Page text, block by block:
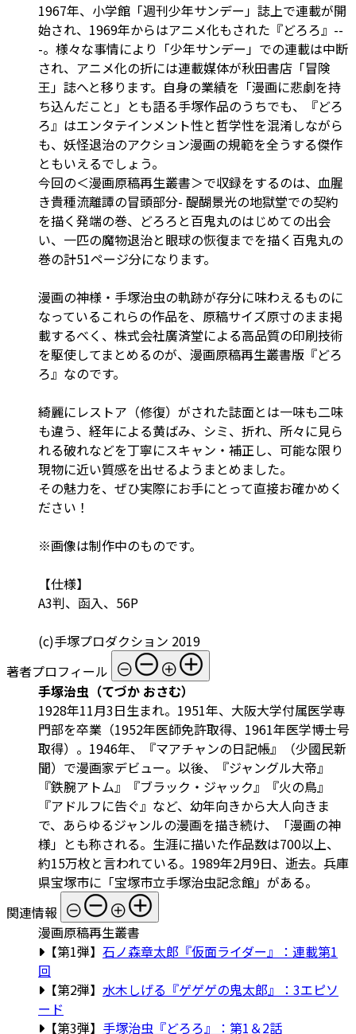
1967年、小学館「週刊少年サンデー」誌上で連載が開
始され、1969年からはアニメ化もされた『どろろ』--
-。様々な事情により「少年サンデー」での連載は中断
され、アニメ化の折には連載媒体が秋田書店「冒険
王」誌へと移ります。自身の業績を「漫画に悲劇を持
ち込んだこと」とも語る手塚作品のうちでも、『どろ
ろ』はエンタテインメント性と哲学性を混淆しながら
も、妖怪退治のアクション漫画の規範を全うする傑作
ともいえるでしょう。
今回の＜漫画原稿再生叢書＞で収録をするのは、血腥
き貴種流離譚の冒頭部分- 醍醐景光の地獄堂での契約
を描く発端の巻、どろろと百鬼丸のはじめての出会
い、一匹の魔物退治と眼球の恢復までを描く百鬼丸の
巻の計51ページ分になります。
漫画の神様・手塚治虫の軌跡が存分に味わえるものに
なっているこれらの作品を、原稿サイズ原寸のまま掲
載するべく、株式会社廣済堂による高品質の印刷技術
を駆使してまとめるのが、漫画原稿再生叢書版『どろ
ろ』なのです。
綺麗にレストア（修復）がされた誌面とは一味も二味
も違う、経年による黄ばみ、シミ、折れ、所々に見ら
れる破れなどを丁寧にスキャン・補正し、可能な限り
現物に近い質感を出せるようまとめました。
その魅力を、ぜひ実際にお手にとって直接お確かめく
ださい！
※画像は制作中のものです。
【仕様】
A3判、函入、56P
(c)手塚プロダクション 2019
著者プロフィール
手塚治虫（てづか おさむ）
1928年11月3日生まれ。1951年、大阪大学付属医学専
門部を卒業（1952年医師免許取得、1961年医学博士号
取得）。1946年、『マアチャンの日記帳』（少國民新
聞）で漫画家デビュー。以後、『ジャングル大帝』
『鉄腕アトム』『ブラック・ジャック』『火の鳥』
『アドルフに告ぐ』など、幼年向きから大人向きま
で、あらゆるジャンルの漫画を描き続け、「漫画の神
様」とも称される。生涯に描いた作品数は700以上、
約15万枚と言われている。1989年2月9日、逝去。兵庫
県宝塚市に「宝塚市立手塚治虫記念館」がある。
関連情報
漫画原稿再生叢書
【第1弾】 石ノ森章太郎『仮面ライダー』：連載第1
回
【第2弾】 水木しげる『ゲゲゲの鬼太郎』：3エピソ
ード
【第3弾】 手塚治虫『どろろ』：第1＆2話